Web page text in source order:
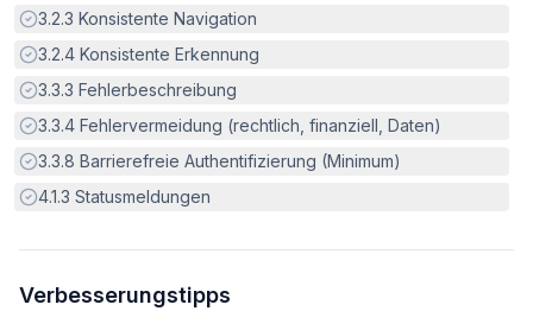
Erfüllt:
3.2.3 Konsistente Navigation
Erfüllt:
3.2.4 Konsistente Erkennung
Erfüllt:
3.3.3 Fehlerbeschreibung
Erfüllt:
3.3.4 Fehlervermeidung (rechtlich, finanziell, Daten)
Erfüllt:
3.3.8 Barrierefreie Authentifizierung (Minimum)
Erfüllt:
4.1.3 Statusmeldungen
Verbesserungstipps